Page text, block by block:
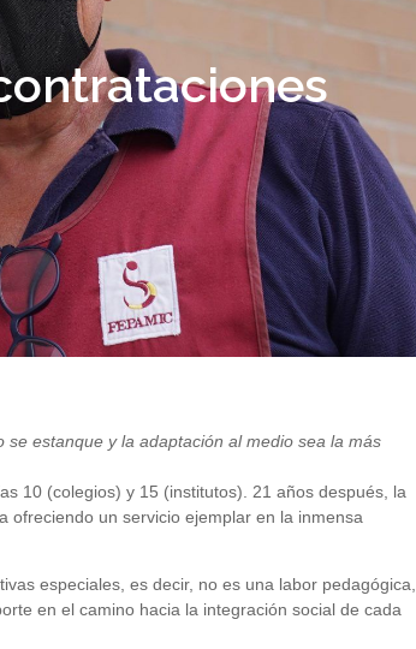
estanque y la adaptación al medio sea la más
10 (colegios) y 15 (institutos). 21 años después, la
ofreciendo un servicio ejemplar en la inmensa
especiales, es decir, no es una labor pedagógica,
en el camino hacia la integración social de cada